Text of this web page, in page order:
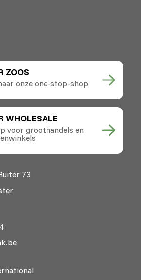
ZOOS
onze one-stop-shop
WHOLESALE
voor groothandels en
73